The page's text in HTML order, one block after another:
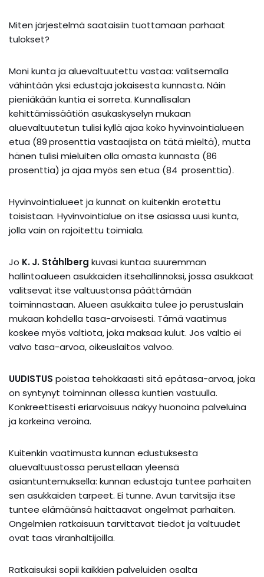
Miten järjestelmä saataisiin tuottamaan parhaat
tulokset?
Moni kunta ja aluevaltuutettu vastaa: valitsemalla
vähintään yksi edustaja jokaisesta kunnasta. Näin
pieniäkään kuntia ei sorreta. Kunnallisalan
kehittämissäätiön asukaskyselyn mukaan
aluevaltuutetun tulisi kyllä ajaa koko hyvinvointialueen
etua (89 prosenttia vastaajista on tätä mieltä), mutta
hänen tulisi mieluiten olla omasta kunnasta (86
prosenttia) ja ajaa myös sen etua (84 prosenttia).
Hyvinvointialueet ja kunnat on kuitenkin erotettu
toisistaan. Hyvinvointialue on itse asiassa uusi kunta,
jolla vain on rajoitettu toimiala.
Jo K. J. Ståhlberg kuvasi kuntaa suuremman
hallintoalueen asukkaiden itsehallinnoksi, jossa asukkaat
valitsevat itse valtuustonsa päättämään
toiminnastaan. Alueen asukkaita tulee jo perustuslain
mukaan kohdella tasa-arvoisesti. Tämä vaatimus
koskee myös valtiota, joka maksaa kulut. Jos valtio ei
valvo tasa-arvoa, oikeuslaitos valvoo.
UUDISTUS poistaa tehokkaasti sitä epätasa-arvoa, joka
on syntynyt toiminnan ollessa kuntien vastuulla.
Konkreettisesti eriarvoisuus näkyy huonoina palveluina
ja korkeina veroina.
Kuitenkin vaatimusta kunnan edustuksesta
aluevaltuustossa perustellaan yleensä
asiantuntemuksella: kunnan edustaja tuntee parhaiten
sen asukkaiden tarpeet. Ei tunne. Avun tarvitsija itse
tuntee elämäänsä haittaavat ongelmat parhaiten.
Ongelmien ratkaisuun tarvittavat tiedot ja valtuudet
ovat taas viranhaltijoilla.
Ratkaisuksi sopii kaikkien palveluiden osalta